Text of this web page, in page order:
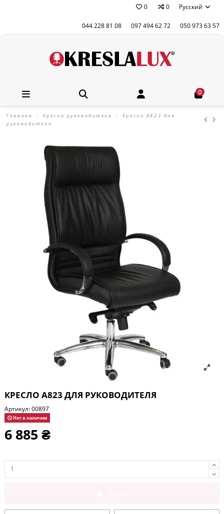
0 0 Русский
044 228 81 08 097 494 62 72 050 973 63 57
0
Главная Кресла руководителя
Кресло А823 для
руководителя
КРЕСЛО А823 ДЛЯ РУКОВОДИТЕЛЯ
Артикул:00897
Нет в наличии
6 885 ₴